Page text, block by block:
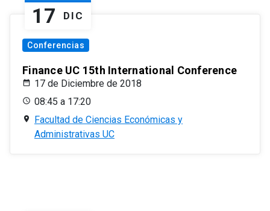
17 DIC
Conferencias
Finance UC 15th International Conference
17 de Diciembre de 2018
08:45 a 17:20
Facultad de Ciencias Económicas y
Administrativas UC